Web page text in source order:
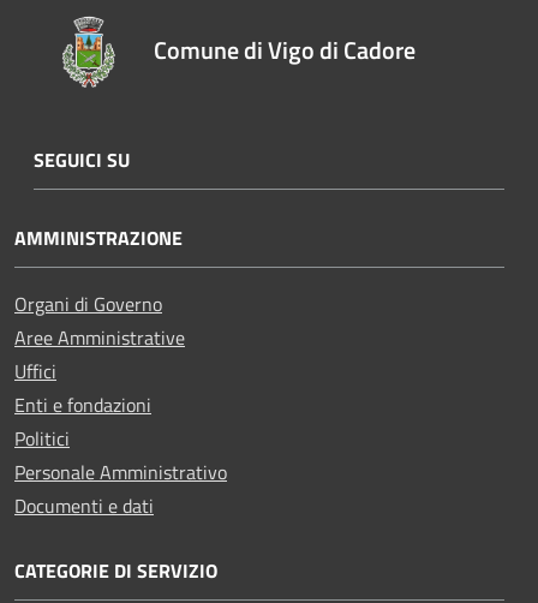
Comune di Vigo di Cadore
SEGUICI SU
AMMINISTRAZIONE
Organi di Governo
Aree Amministrative
Uffici
Enti e fondazioni
Politici
Personale Amministrativo
Documenti e dati
CATEGORIE DI SERVIZIO